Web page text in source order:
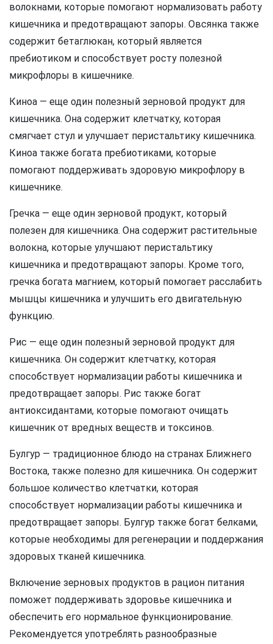
волокнами, которые помогают нормализовать работу
кишечника и предотвращают запоры. Овсянка также
содержит бетаглюкан, который является
пребиотиком и способствует росту полезной
микрофлоры в кишечнике.
Киноа — еще один полезный зерновой продукт для
кишечника. Она содержит клетчатку, которая
смягчает стул и улучшает перистальтику кишечника.
Киноа также богата пребиотиками, которые
помогают поддерживать здоровую микрофлору в
кишечнике.
Гречка — еще один зерновой продукт, который
полезен для кишечника. Она содержит растительные
волокна, которые улучшают перистальтику
кишечника и предотвращают запоры. Кроме того,
гречка богата магнием, который помогает расслабить
мышцы кишечника и улучшить его двигательную
функцию.
Рис — еще один полезный зерновой продукт для
кишечника. Он содержит клетчатку, которая
способствует нормализации работы кишечника и
предотвращает запоры. Рис также богат
антиоксидантами, которые помогают очищать
кишечник от вредных веществ и токсинов.
Булгур — традиционное блюдо на странах Ближнего
Востока, также полезно для кишечника. Он содержит
большое количество клетчатки, которая
способствует нормализации работы кишечника и
предотвращает запоры. Булгур также богат белками,
которые необходимы для регенерации и поддержания
здоровых тканей кишечника.
Включение зерновых продуктов в рацион питания
поможет поддерживать здоровье кишечника и
обеспечить его нормальное функционирование.
Рекомендуется употреблять разнообразные